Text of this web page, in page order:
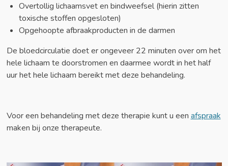
Overtollig lichaamsvet en bindweefsel (hierin zitten
toxische stoffen opgesloten)
Opgehoopte afbraakproducten in de darmen
De bloedcirculatie doet er ongeveer 22 minuten over om het
hele lichaam te doorstromen en daarmee wordt in het half
uur het hele lichaam bereikt met deze behandeling.
Voor een behandeling met deze therapie kunt u een afspraak
maken bij onze therapeute.